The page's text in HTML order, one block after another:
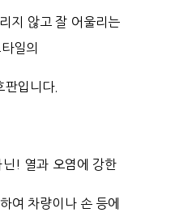
지 않고 잘 어울리는
일의
판입니다.
닌! 열과 오염에 강한
여 차량이나 손 등에